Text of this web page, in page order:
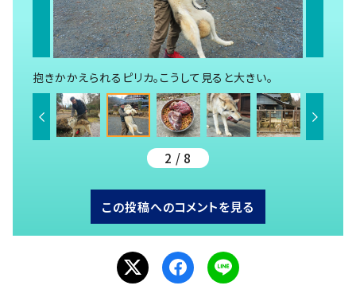
抱きかかえられるピリカ。こうして見ると大きい。
2 / 8
この投稿へのコメントを見る